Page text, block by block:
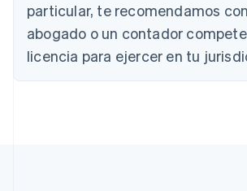
particular, te recomendamos
abogado o un contador
licencia para ejercer en tu
Português English
Bulgaria
English
Canadá
EnglishFrançais